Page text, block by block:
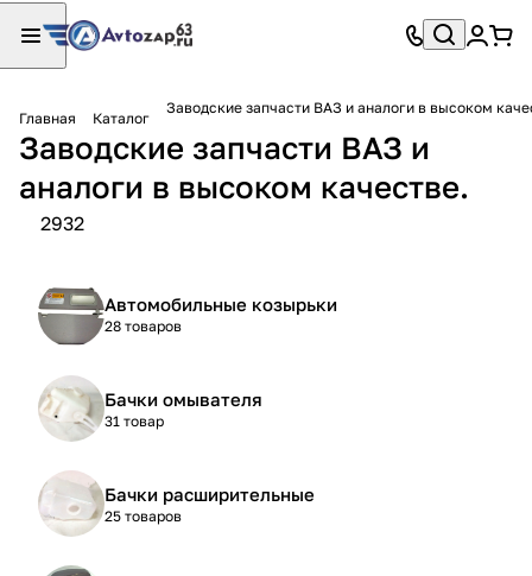
Главная Каталог
Заводские запчасти ВАЗ и аналоги в высоком
Заводские запчасти ВАЗ и
аналоги в высоком качестве.
2932
Автомобильные козырьки
28 товаров
Бачки омывателя
31 товар
Бачки расширительные
25 товаров